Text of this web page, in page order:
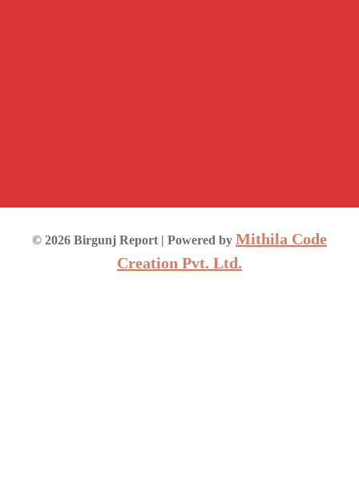
© 2026 Birgunj Report | Powered by Mithila Code
Creation Pvt. Ltd.